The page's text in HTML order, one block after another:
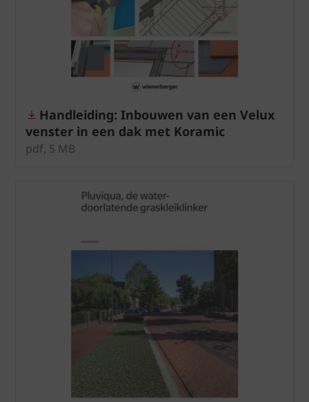
Handleiding: Inbouwen van een Velux
venster in een dak met Koramic
tegelpannen Plato, Elfino en Elfino
pdf, 5 MB